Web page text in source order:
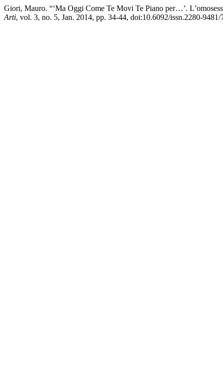
Giori, Mauro. “‘Ma Oggi Come Te Movi Te Piano per…’.
Arti, vol. 3, no. 5, Jan. 2014, pp. 34-44, doi:10.6092/issn.2280-9481/